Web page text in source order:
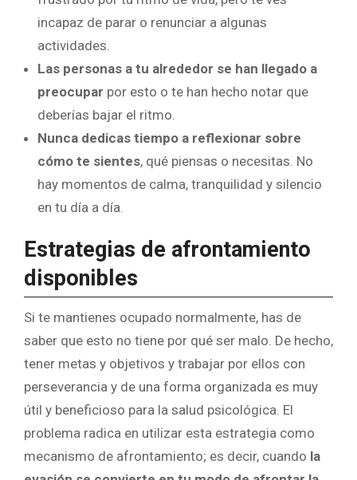
incapaz de parar o renunciar a algunas
actividades.
Las personas a tu alrededor se han llegado a
preocupar por esto o te han hecho notar que
deberías bajar el ritmo.
Nunca dedicas tiempo a reflexionar sobre
cómo te sientes, qué piensas o necesitas. No
hay momentos de calma, tranquilidad y silencio
en tu día a día.
Estrategias de afrontamiento
disponibles
Si te mantienes ocupado normalmente, has de
saber que esto no tiene por qué ser malo. De hecho,
tener metas y objetivos y trabajar por ellos con
perseverancia y de una forma organizada es muy
útil y beneficioso para la salud psicológica. El
problema radica en utilizar esta estrategia como
mecanismo de afrontamiento; es decir, cuando la